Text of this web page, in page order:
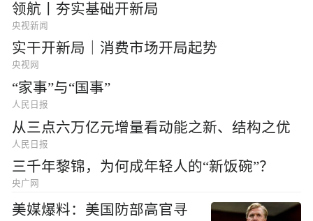
领航丨夯实基础开新局
央视新闻
实干开新局｜消费市场开局起势
央视网
“家事”与“国事”
人民日报
从三点六万亿元增量看动能之新、结构之优
人民日报
三千年黎锦，为何成年轻人的“新饭碗”？
央广网
美媒爆料：美国防部高官寻